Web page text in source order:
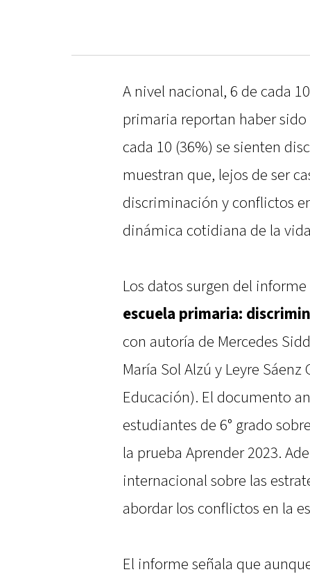
A nivel nacional, 6 de cada
primaria reportan haber
cada 10 (36%) se sienten
muestran que, lejos de ser
discriminación y conflictos
dinámica cotidiana de la
Los datos surgen del informe
escuela primaria:
con autoría de Mercedes
María Sol Alzú y Leyre
Educación). El documento
estudiantes de 6° grado
la prueba Aprender 2023.
internacional sobre las
abordar los conflictos en la
El informe señala que